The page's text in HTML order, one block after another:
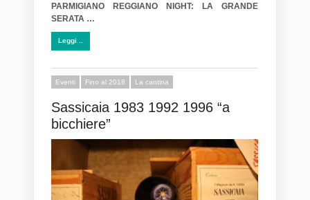
PARMIGIANO REGGIANO NIGHT: LA GRANDE
SERATA …
Leggi ..
Eventi Fino al 2018 La cantina
Sassicaia 1983 1992 1996 “a
bicchiere”